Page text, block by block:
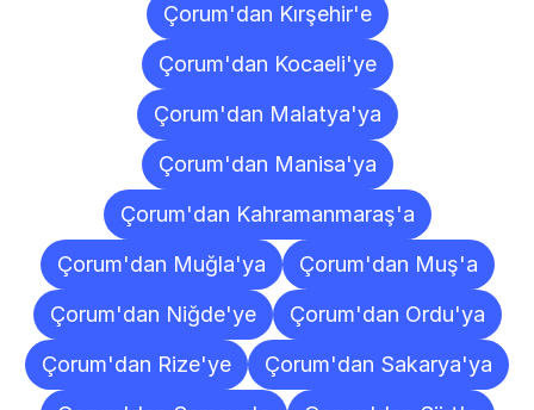
Çorum'dan Kırşehir'e
Çorum'dan Kocaeli'ye
Çorum'dan Malatya'ya
Çorum'dan Manisa'ya
Çorum'dan Kahramanmaraş'a
Çorum'dan Muğla'ya
Çorum'dan Muş'a
Çorum'dan Niğde'ye
Çorum'dan Ordu'ya
Çorum'dan Rize'ye
Çorum'dan Sakarya'ya